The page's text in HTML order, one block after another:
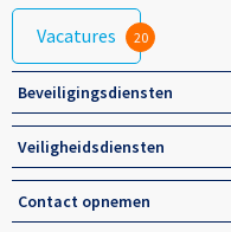
Vacatures 20
Beveiligingsdiensten
Veiligheidsdiensten
Contact opnemen